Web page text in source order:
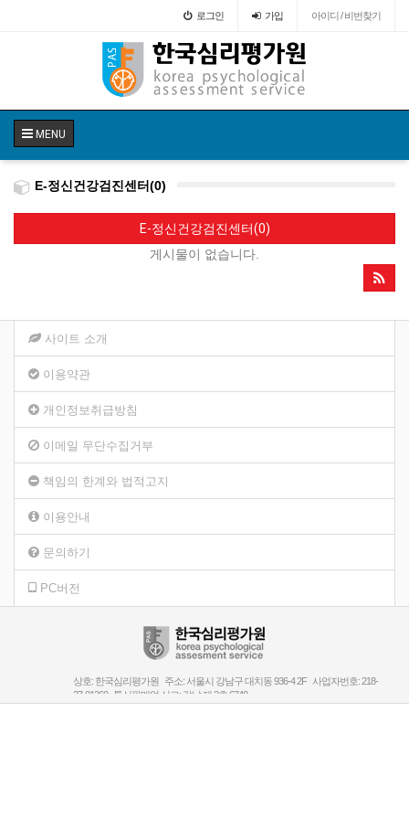
로그인 가입 아이디 / 비번찾기
MENU
E-정신건강검진센터(0)
E-정신건강검진센터(0)
게시물이 없습니다.
사이트 소개
이용약관
개인정보취급방침
이메일 무단수집거부
책임의 한계와 법적고지
이용안내
문의하기
PC버전
상호: 한국심리평가원 주소: 서울시 강남구 대치동 936-4 2F 사업자번호: 218-
37-01360 통신판매업 신고: 강남 제 2호 6748